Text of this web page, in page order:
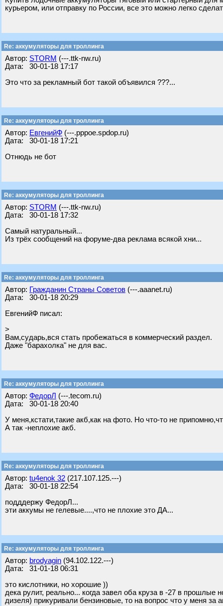
курьером, или отправку по России, все это можно легко
Re: аккумуляторы для троллинга
Автор: STORM (---.ttk-nw.ru)
Дата: 30-01-18 17:17
Это что за рекламный бот такой объявился ???...
Re: аккумуляторы для троллинга
Автор: ЕвгенийФ (---.pppoe.spdop.ru)
Дата: 30-01-18 17:21
Отнюдь не бот
Re: аккумуляторы для троллинга
Автор: STORM (---.ttk-nw.ru)
Дата: 30-01-18 17:32
Самый натуральный...
Из трёх сообщений на форуме-два реклама всякой хни...
Re: аккумуляторы для троллинга
Автор: Гражданин Страны Советов (---.aaanet.ru)
Дата: 30-01-18 20:29
ЕвгенийФ писал:
>
Вам,сударь,вся стать пробежаться в коммерческий раздел.
Даже "барахолка" не для вас.
Re: аккумуляторы для троллинга
Автор: ФедорЛ (---.tecom.ru)
Дата: 30-01-18 20:40
У меня,кстати,такие акб,как на фото. Но что-то не
А так -неплохие акб.
Re: аккумуляторы для троллинга
Автор: tu4enok 32 (217.107.125.---)
Дата: 30-01-18 22:54
подддержу ФедорЛ...
эти аккумы не гелевые....,что не плохие это ДА...
Re: аккумуляторы для троллинга
Автор: brodyagin (94.102.122.---)
Дата: 31-01-18 06:31
это кислотники, но хорошие ))
дека рулит, реально... когда завел оба круза в -27 в прошлые
дизеля) прикуривали бензиновые, то на вопрос что у меня за